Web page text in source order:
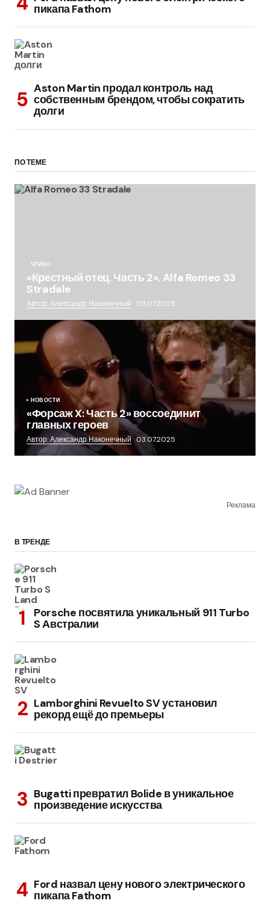
пикапа Fathom
Aston Martin продал контроль над
собственным брендом, чтобы сократить
долги
ПО ТЕМЕ
ЧТИВО
«Крестный отец. Часть 2». Alfa Romeo 33
Stradale
Автор: Александр Наконечный 03.07.2025
НОВОСТИ
«Форсаж X: Часть 2» воссоединит
главных героев
Автор: Александр Наконечный 03.07.2025
Реклама
В ТРЕНДЕ
Porsche посвятила уникальный 911 Turbo
S Австралии
Lamborghini Revuelto SV установил
рекорд ещё до премьеры
Bugatti превратил Bolide в уникальное
произведение искусства
Ford назвал цену нового электрического
пикапа Fathom